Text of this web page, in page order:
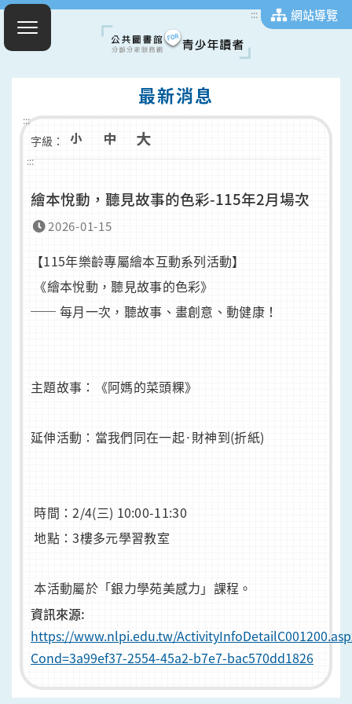
::: 網站導覽
最新消息
:::
字級：
:::
繪本悅動，聽見故事的色彩-115年2月場次
2026-01-15
【115年樂齡專屬繪本互動系列活動】
《繪本悅動，聽見故事的色彩》
── 每月一次，聽故事、畫創意、動健康！
主題故事：《阿媽的菜頭粿》
延伸活動：當我們同在一起·財神到(折紙)
時間：2/4(三) 10:00-11:30
地點：3樓多元學習教室
本活動屬於「銀力學苑美感力」課程。
資訊來源:
https://www.nlpi.edu.tw/
Cond=3a99ef37-2554-45a2-b7e7-bac570dd1826